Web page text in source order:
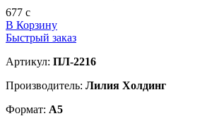
677 c
В Корзину
Быстрый заказ
Артикул: ПЛ-2216
Производитель: Лилия Холдинг
Формат: А5